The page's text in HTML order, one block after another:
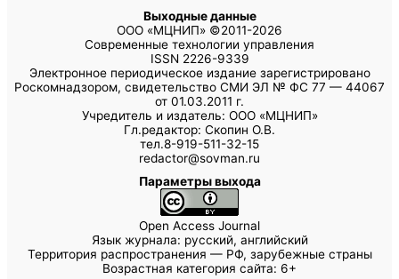
Выходные данные
ООО «МЦНИП» ©2011-2026
Современные технологии управления
ISSN 2226-9339
Электронное периодическое издание зарегистрировано
Роскомнадзором, свидетельство СМИ ЭЛ № ФС 77 — 44067
от 01.03.2011 г.
Учредитель и издатель: ООО «МЦНИП»
Гл.редактор: Скопин О.В.
тел.8-919-511-32-15
redactor@sovman.ru
Параметры выхода
Open Access Journal
Язык журнала: русский, английский
Территория распространения — РФ, зарубежные страны
Возрастная категория сайта: 6+